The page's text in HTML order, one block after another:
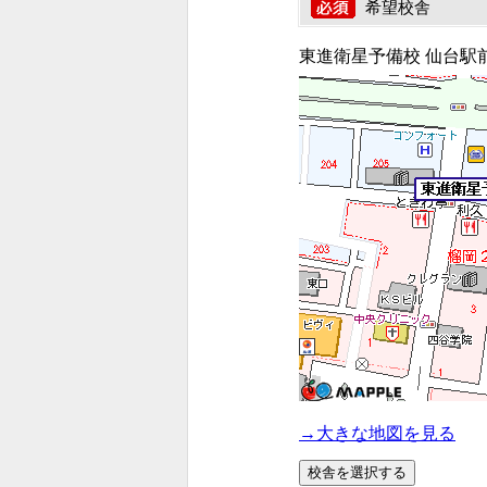
希望校舎
東進衛星予備校 仙台駅
→大きな地図を見る
校舎を選択する